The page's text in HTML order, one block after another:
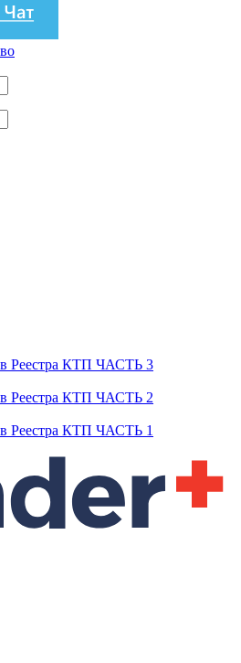
Реестра КТП ЧАСТЬ 3
Реестра КТП ЧАСТЬ 2
Реестра КТП ЧАСТЬ 1